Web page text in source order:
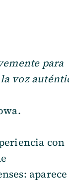
para
voz
con